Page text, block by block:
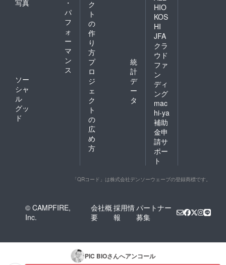
写真
・
パ
フ
ォ
ー
マ
ン
ス
ソー
シャ
ル
グッ
ド
ク
ト
の
作
り
方
プ
ロ
ジ
ェ
ク
ト
の
広
め
方
統
計
デ
ー
タ
HIO
KOS
HI
JFA
クラ
ウド
ファ
ン
ディ
ング
mac
hi-ya
補助
金申
請サ
ポー
ト
「QRコード」は株式会社デンソーウェーブの登録商標です。
© CAMPFIRE,
Inc.
会社概
要
採用情
報
パートナー
募集
PIC BIOさんへアンコール